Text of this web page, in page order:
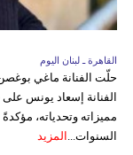
القاهرة ـ لبنان اليوم
حلّت الفنانة ماغي
مميزاته وتحدياته،
السنوات...
المزيد